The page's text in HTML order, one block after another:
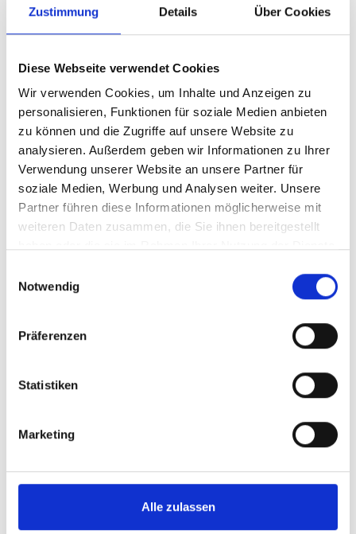
Zustimmung Details Über Cookies
Diese Webseite verwendet Cookies
Wir verwenden Cookies, um Inhalte und Anzeigen zu
personalisieren, Funktionen für soziale Medien anbieten
zu können und die Zugriffe auf unsere Website zu
analysieren. Außerdem geben wir Informationen zu Ihrer
Verwendung unserer Website an unsere Partner für
soziale Medien, Werbung und Analysen weiter. Unsere
Partner führen diese Informationen möglicherweise mit
weiteren Daten zusammen, die Sie ihnen bereitgestellt
Notwendig
Präferenzen
Statistiken
Marketing
Alle zulassen
MERIDA SILEX 7000 S 28"
470cm WARM SLATE GREY
Z.Z. nicht verfügbar
Art.Nr. 82693340
Farbe: WARM SLATE GREY
pro Stück (inkl. MwSt. zzgl.Versandkosten für
Grossartikel )
2.899,00 EUR
MERIDA SILEX 7000 M 28"
500cm WARM SLATE GREY
Farbe: WARM SLATE GREY
2.899,00 EUR
Z.Z. nicht verfügbar